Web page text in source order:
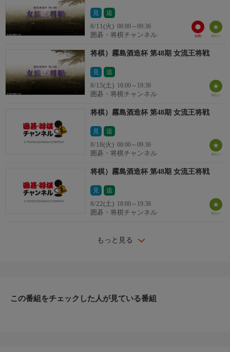
見 追
8/11(火) 08:00～09:36
囲碁・将棋チャンネル
将棋）霧島酒造杯 第48期 女流王将戦
見 追
8/15(土) 18:00～19:38
囲碁・将棋チャンネル
将棋）霧島酒造杯 第48期 女流王将戦
見 追
8/18(火) 08:00～09:36
囲碁・将棋チャンネル
将棋）霧島酒造杯 第48期 女流王将戦
見 追
8/22(土) 18:00～19:38
囲碁・将棋チャンネル
もっと見る
この番組をチェックした人が見ている番組